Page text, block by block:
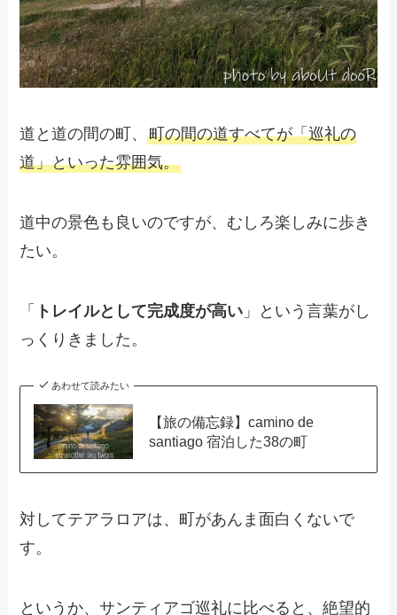
道と道の間の町、町の間の道すべてが「巡礼の
道」といった雰囲気。
道中の景色も良いのですが、むしろ楽しみに歩き
たい。
「 トレイルとして完成度が高い 」という言葉がし
っくりきました。
あわせて読みたい
【旅の備忘録】camino de
santiago 宿泊した38の町
対してテアラロアは、町があんま面白くないで
す。
というか、サンティアゴ巡礼に比べると、絶望的